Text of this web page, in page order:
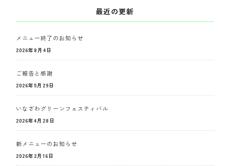
最近の更新
メニュー終了のお知らせ
2026年8月4日
ご報告と感謝
2026年5月29日
いなざわグリーンフェスティバル
2026年4月28日
新メニューのお知らせ
2026年2月16日